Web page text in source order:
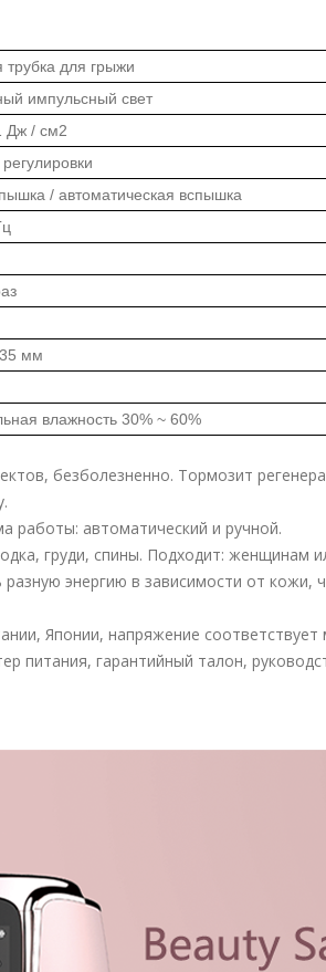
трубка для грыжи
импульсный свет
Дж / см2
/ автоматическая вспышка
мм
влажность 30% ~ 60%
безболезненно. Тормозит
работы: автоматический и ручной.
груди, спины. Подходит: женщинам
энергию в зависимости от
Японии, напряжение
питания, гарантийный талон,